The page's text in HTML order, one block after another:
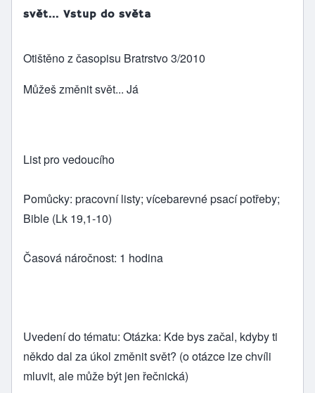
svět... Vstup do světa
Otištěno z časopisu Bratrstvo 3/2010
Můžeš změnit svět... Já
List pro vedoucího
Pomůcky: pracovní listy; vícebarevné psací potřeby;
Bible (Lk 19,1-10)
Časová náročnost: 1 hodina
Uvedení do tématu: Otázka: Kde bys začal, kdyby ti
někdo dal za úkol změnit svět? (o otázce lze chvíli
mluvit, ale může být jen řečnická)